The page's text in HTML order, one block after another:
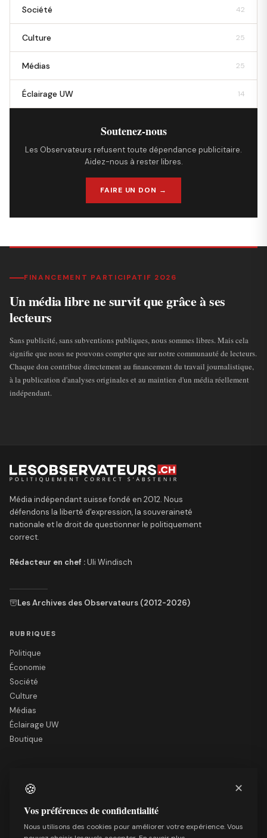
Société 42
Culture 25
Médias 25
Éclairage UW 14
Soutenez-nous
Les Observateurs refusent toute dépendance publicitaire.
Aidez-nous à rester libres.
FAIRE UN DON →
FINANCEMENT PARTICIPATIF 2026
Un média libre ne survit que grâce à ses
lecteurs
Sans publicité, sans subventions publiques, nous sommes libres. Mais cela
signifie que nous ne pouvons compter que sur notre communauté de lecteurs.
Chaque don contribue directement au financement du travail journalistique,
à la publication d'analyses originales et au maintien d'un média réellement
indépendant.
Média indépendant suisse fondé en 2012. Nous
défendons la liberté d'expression, la souveraineté
nationale et le droit de questionner le politiquement
correct.
Rédacteur en chef :Uli Windisch
Les Archives des Observateurs (2012-2026)
RUBRIQUES
Politique
Économie
Société
Culture
Médias
Éclairage UW
Boutique
Nous soutenir
Mentions légales
Qui sommes-nous
Politique de confidentialité
🍪 ✕
Vos préférences de confidentialité
Nous utilisons des cookies pour améliorer votre expérience. Vous